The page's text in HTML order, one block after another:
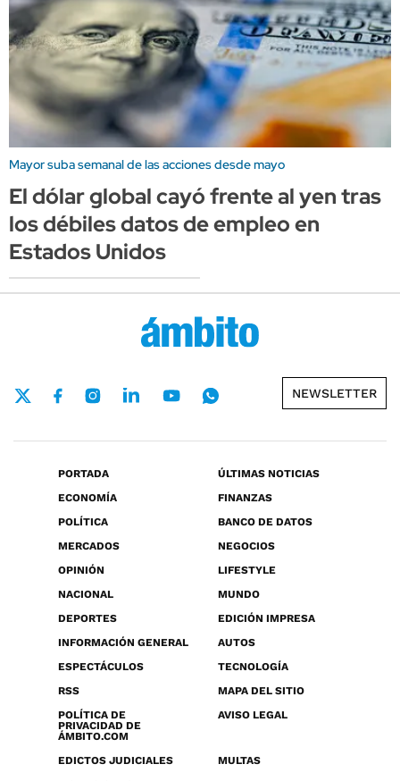
Mayor suba semanal de las acciones desde mayo
El dólar global cayó frente al yen tras
los débiles datos de empleo en
Estados Unidos
NEWSLETTER
PORTADA
ÚLTIMAS NOTICIAS
ECONOMÍA
FINANZAS
POLÍTICA
BANCO DE DATOS
MERCADOS
NEGOCIOS
OPINIÓN
LIFESTYLE
NACIONAL
MUNDO
DEPORTES
EDICIÓN IMPRESA
INFORMACIÓN GENERAL
AUTOS
ESPECTÁCULOS
TECNOLOGÍA
RSS
MAPA DEL SITIO
POLÍTICA DE
PRIVACIDAD DE
ÁMBITO.COM
AVISO LEGAL
EDICTOS JUDICIALES
MULTAS